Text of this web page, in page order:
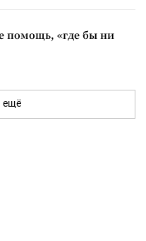
помощь, «где бы ни
ещё